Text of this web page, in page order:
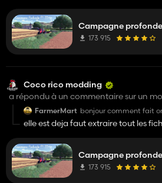
Campagne profonde
173 915
Coco rico modding
a répondu à un commentaire sur un
FarmerMart bonjour comment fait
fichier "zip" merci
elle est deja faut extraire tout les
Campagne profonde
173 915